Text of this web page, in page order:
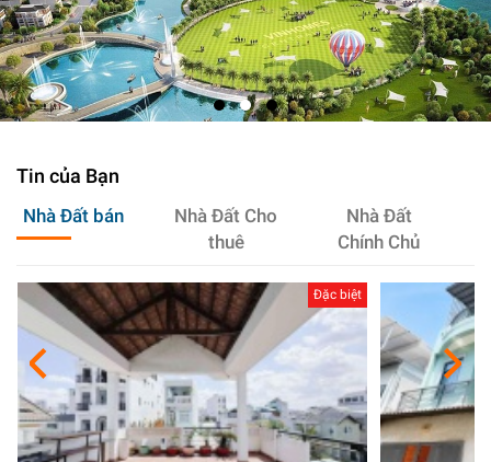
Tin của Bạn
Nhà Đất bán
Nhà Đất Cho
thuê
Nhà Đất
Chính Chủ
Đặc biệt